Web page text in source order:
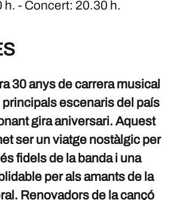
h. - Concert: 20.30 h.
30 anys de carrera musical
principals escenaris del país
gira aniversari. Aquest
ser un viatge nostàlgic per
fidels de la banda i una
per als amants de la
Renovadors de la cançó